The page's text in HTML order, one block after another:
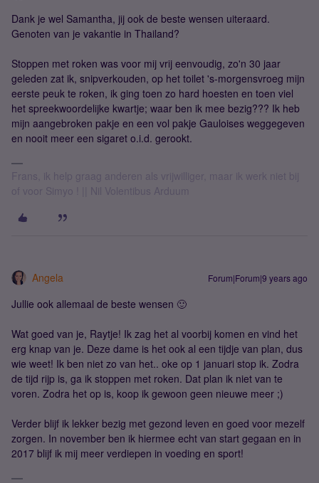
Dank je wel Samantha, jij ook de beste wensen uiteraard.
Genoten van je vakantie in Thailand?
Stoppen met roken was voor mij vrij eenvoudig, zo'n 30 jaar
geleden zat ik, snipverkouden, op het toilet 's-morgensvroeg mijn
eerste peuk te roken, ik ging toen zo hard hoesten en toen viel
het spreekwoordelijke kwartje; waar ben ik mee bezig??? Ik heb
mijn aangebroken pakje en een vol pakje Gauloises weggegeven
en nooit meer een sigaret o.i.d. gerookt.
Frans, ik help graag anderen als vrijwilliger, maar ik werk niet bij
of voor Simyo ! || Nil Volentibus Arduum
Angela Forum|Forum|9 years ago
Jullie ook allemaal de beste wensen 🙂
Wat goed van je, Raytje! Ik zag het al voorbij komen en vind het
erg knap van je. Deze dame is het ook al een tijdje van plan, dus
wie weet! Ik ben niet zo van het.. oke op 1 januari stop ik. Zodra
de tijd rijp is, ga ik stoppen met roken. Dat plan ik niet van te
voren. Zodra het op is, koop ik gewoon geen nieuwe meer ;)
Verder blijf ik lekker bezig met gezond leven en goed voor mezelf
zorgen. In november ben ik hiermee echt van start gegaan en in
2017 blijf ik mij meer verdiepen in voeding en sport!